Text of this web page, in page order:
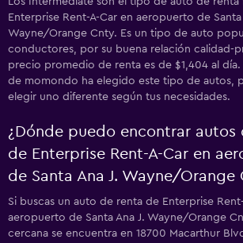
Enterprise Rent-A-Car en aeropuerto de Santa
Wayne/Orange Cnty. Es un tipo de auto
conductores, por su buena relación calidad-
precio promedio de renta es de $1,404 al día.
de momondo ha elegido este tipo de autos,
elegir uno diferente según tus necesidades.
¿Dónde puedo encontrar autos
de Enterprise Rent-A-Car en
de Santa Ana J. Wayne/Orange
Si buscas un auto de renta de Enterprise
aeropuerto de Santa Ana J. Wayne/Orange
cercana se encuentra en 18700 Macarthur